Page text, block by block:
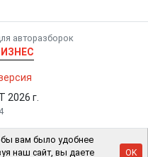
авторазборок
2026 г.
вам было удобнее
наш сайт, вы даете
OK